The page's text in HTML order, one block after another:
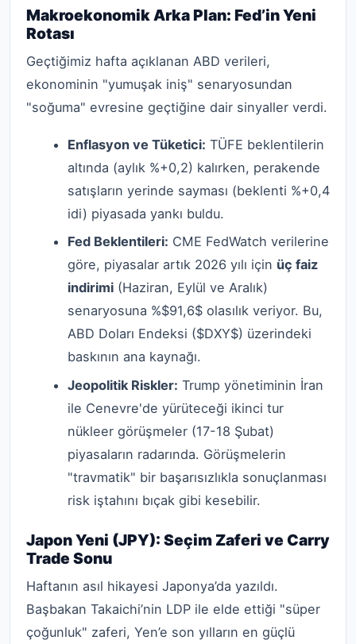
Makroekonomik Arka Plan: Fed’in Yeni
Rotası
Geçtiğimiz hafta açıklanan ABD verileri,
ekonominin "yumuşak iniş" senaryosundan
"soğuma" evresine geçtiğine dair sinyaller verdi.
Enflasyon ve Tüketici: TÜFE beklentilerin
altında (aylık %+0,2) kalırken, perakende
satışların yerinde sayması (beklenti %+0,4
idi) piyasada yankı buldu.
Fed Beklentileri: CME FedWatch verilerine
göre, piyasalar artık 2026 yılı için üç faiz
indirimi (Haziran, Eylül ve Aralık)
senaryosuna %$91,6$ olasılık veriyor. Bu,
ABD Doları Endeksi ($DXY$) üzerindeki
baskının ana kaynağı.
Jeopolitik Riskler: Trump yönetiminin İran
ile Cenevre'de yürüteceği ikinci tur
nükleer görüşmeler (17-18 Şubat)
piyasaların radarında. Görüşmelerin
"travmatik" bir başarısızlıkla sonuçlanması
risk iştahını bıçak gibi kesebilir.
Japon Yeni (JPY): Seçim Zaferi ve Carry
Trade Sonu
Haftanın asıl hikayesi Japonya’da yazıldı.
Başbakan Takaichi’nin LDP ile elde ettiği "süper
çoğunluk" zaferi, Yen’e son yılların en güçlü